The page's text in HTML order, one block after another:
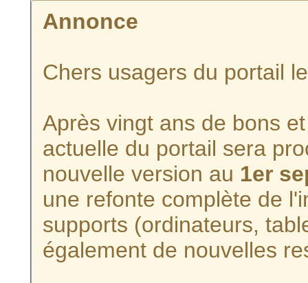
Annonce
Chers usagers du portail
Après vingt ans de bons
actuelle du portail sera
nouvelle version au 1er
une refonte complète de
supports (ordinateurs,
également de nouvelles